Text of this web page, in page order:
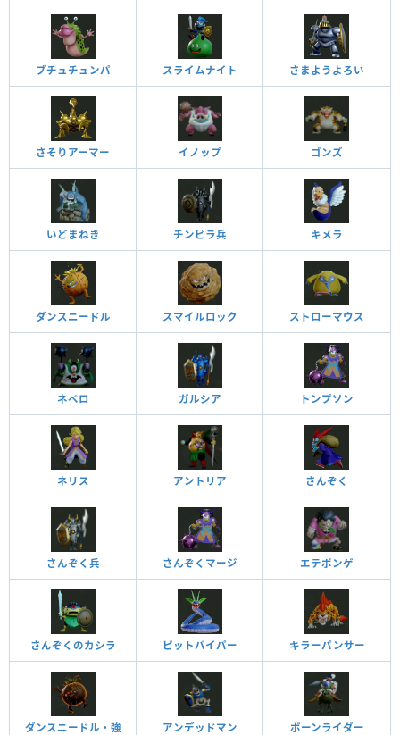
ブチュチュンパ スライムナイト さまようよろい
さそりアーマー イノップ ゴンズ
いどまねき チンピラ兵 キメラ
ダンスニードル スマイルロック ストローマウス
ネペロ ガルシア トンプソン
ネリス アントリア さんぞく
さんぞく兵 さんぞくマージ エテポンゲ
さんぞくのカシラ ピットバイパー キラーパンサー
ダンスニードル・強 アンデッドマン ボーンライダー